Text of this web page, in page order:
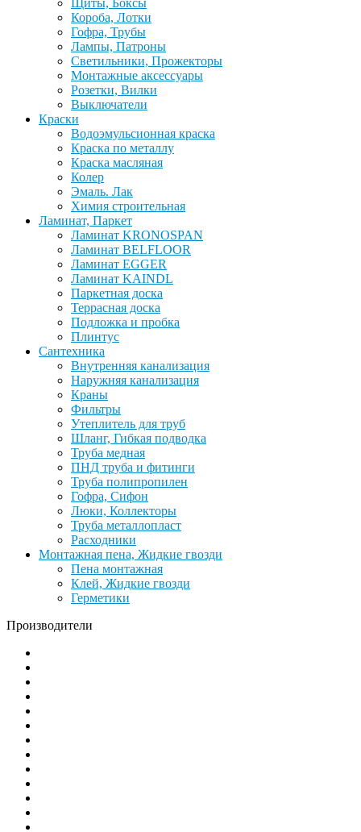
Щиты, Боксы
Короба, Лотки
Гофра, Трубы
Лампы, Патроны
Светильники, Прожекторы
Монтажные аксессуары
Розетки, Вилки
Выключатели
Краски
Водоэмульсионная краска
Краска по металлу
Краска масляная
Колер
Эмаль. Лак
Химия строительная
Ламинат, Паркет
Ламинат KRONOSPAN
Ламинат BELFLOOR
Ламинат EGGER
Ламинат KAINDL
Паркетная доска
Террасная доска
Подложка и пробка
Плинтус
Сантехника
Внутренняя канализация
Наружняя канализация
Краны
Фильтры
Утеплитель для труб
Шланг, Гибкая подводка
Труба медная
ПНД труба и фитинги
Труба полипропилен
Гофра, Сифон
Люки, Коллекторы
Труба металлопласт
Расходники
Монтажная пена, Жидкие гвозди
Пена монтажная
Клей, Жидкие гвозди
Герметики
Производители